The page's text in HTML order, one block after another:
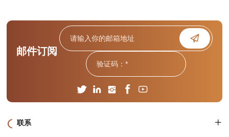
邮件订阅
联系